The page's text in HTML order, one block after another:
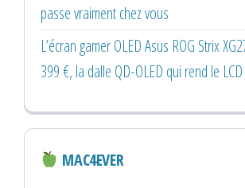
passe vraiment chez vous
L’écran gamer OLED Asus ROG Strix
399 €, la dalle QD-OLED qui rend le
MAC4EVER